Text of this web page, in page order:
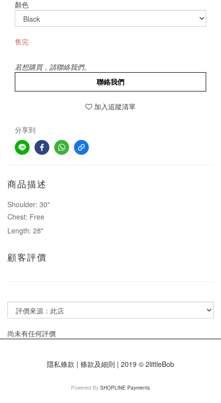
顏色
售完
若想購買，請聯絡我們。
聯絡我們
加入追蹤清單
分享到
商品描述
Shoulder: 30"
Chest: Free
Length: 28"
顧客評價
尚未有任何評價
隱私條款 | 條款及細則 | 2019 © 2littleBob
Powered By SHOPLINE Payments